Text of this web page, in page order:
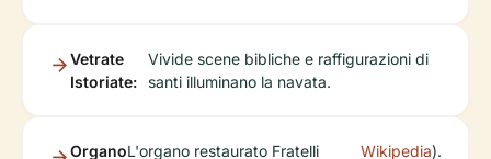
Vetrate
Istoriate:
Vivide scene bibliche e raffigurazioni di
santi illuminano la navata.
OrganoL'organo restaurato Fratelli
Wikipedia).